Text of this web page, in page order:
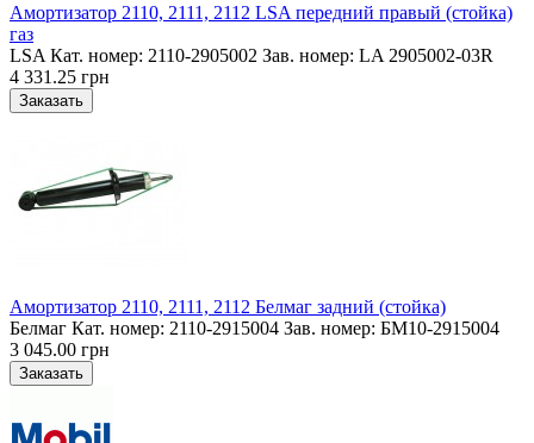
Амортизатор 2110, 2111, 2112 LSA передний правый (стойка)
газ
LSA Кат. номер: 2110-2905002 Зав. номер: LA 2905002-03R
4 331.25 грн
Амортизатор 2110, 2111, 2112 Белмаг задний (стойка)
Белмаг Кат. номер: 2110-2915004 Зав. номер: БМ10-2915004
3 045.00 грн